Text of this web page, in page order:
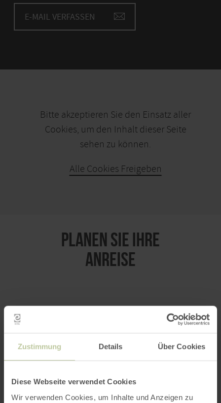
Zustimmung Details Über Cookies
Diese Webseite verwendet Cookies
Wir verwenden Cookies, um Inhalte und Anzeigen zu
E-MAIL VERFASSEN
Bitte akzeptieren Sie den Einsatz aller
Cookies, um den Inhalt dieser Seite
sehen zu können.
Alle Cookies Freigeben
PLANEN SIE IHRE
ANREISE
Anfahrt von: